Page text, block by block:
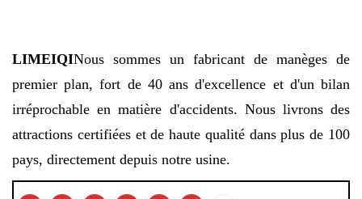
LIMEIQINous sommes un fabricant de manèges de
premier plan, fort de 40 ans d'excellence et d'un bilan
irréprochable en matière d'accidents. Nous livrons des
attractions certifiées et de haute qualité dans plus de 100
pays, directement depuis notre usine.